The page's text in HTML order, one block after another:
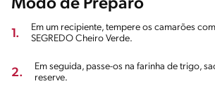
Modo de Preparo
1.
Em um recipiente, tempere os camarões
SEGREDO Cheiro Verde.
2.
Em seguida, passe-os na farinha de trigo,
reserve.